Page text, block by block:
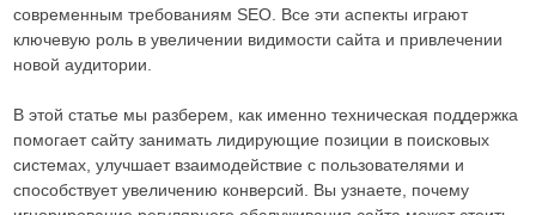
современным требованиям SEO. Все эти аспекты играют
ключевую роль в увеличении видимости сайта и привлечении
новой аудитории.
В этой статье мы разберем, как именно техническая поддержка
помогает сайту занимать лидирующие позиции в поисковых
системах, улучшает взаимодействие с пользователями и
способствует увеличению конверсий. Вы узнаете, почему